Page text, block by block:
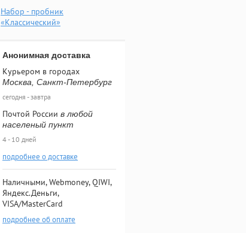
Набор - пробник
«Классический»
Анонимная доставка
Курьером в городах
Москва, Санкт-Петербург
сегодня - завтра
Почтой России в любой
населеный пункт
4 - 10 дней
подробнее о доставке
Наличными, Webmoney, QIWI,
Яндекс.Деньги,
VISA/MasterCard
подробнее об оплате